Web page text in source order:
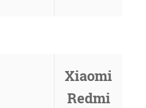
Xiaomi
Redmi